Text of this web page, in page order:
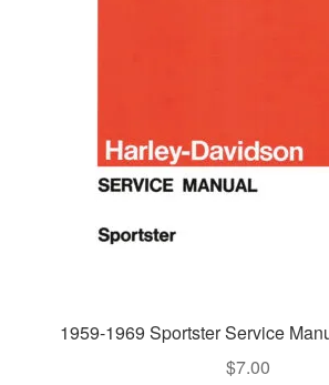
1959-1969 Sportster Service
$7.00